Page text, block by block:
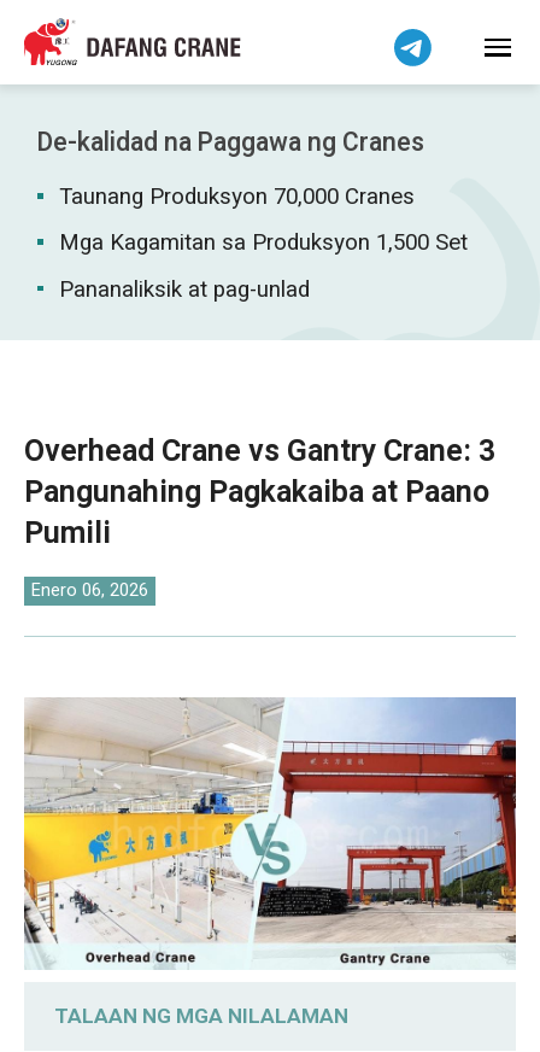
De-kalidad na Paggawa ng Cranes
Taunang Produksyon 70,000 Cranes
Mga Kagamitan sa Produksyon 1,500 Set
Pananaliksik at pag-unlad
Overhead Crane vs Gantry Crane: 3
Pangunahing Pagkakaiba at Paano
Pumili
Enero 06, 2026
TALAAN NG MGA NILALAMAN
हिन्दी
Bahasa Indonesia
Bahasa Melayu
Tiếng Việt
বাংলা
فارسی
اردو
Kiswahili
Dansk
Norsk
O‘zbekcha